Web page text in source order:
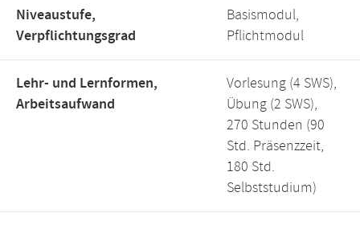
Niveaustufe,
Verpflichtungsgrad
Basismodul,
Pflichtmodul
Lehr- und Lernformen,
Arbeitsaufwand
Vorlesung (4 SWS),
Übung (2 SWS),
270 Stunden (90
Std. Präsenzzeit,
180 Std.
Selbststudium)